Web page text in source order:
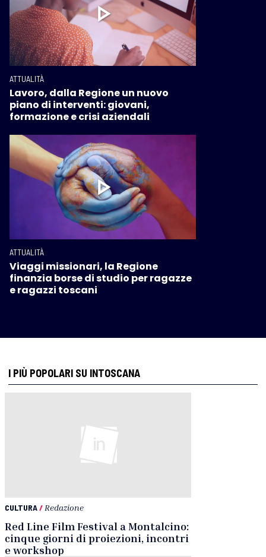
ATTUALITÀ
Lavoro, dalla Regione un nuovo
piano di interventi: giovani,
formazione e crisi aziendali
ATTUALITÀ
Viaggi missionari, la Regione
finanzia borse di studio per ragazze
e ragazzi toscani
I PIÙ POPOLARI SU INTOSCANA
CULTURA/ Redazione
Red Line Film Festival a Montalcino:
cinque giorni di proiezioni, incontri
e workshop